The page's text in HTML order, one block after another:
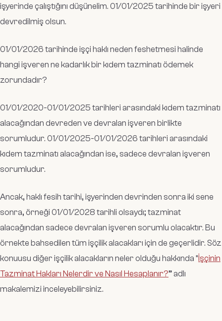
işyerinde çalıştığını düşünelim. 01/01/2025 tarihinde bir işyeri
devredilmiş olsun.
01/01/2026 tarihinde işçi haklı neden feshetmesi halinde
hangi işveren ne kadarlık bir kıdem tazminatı ödemek
zorundadır?
01/01/2020-01/01/2025 tarihleri arasındaki kıdem tazminatı
alacağından devreden ve devralan işveren birlikte
sorumludur. 01/01/2025-01/01/2026 tarihleri arasındaki
kıdem tazminatı alacağından ise, sadece devralan işveren
sorumludur.
Ancak, haklı fesih tarihi, işyerinden devrinden sonra iki sene
sonra, örneği 01/01/2028 tarihli olsaydı; tazminat
alacağından sadece devralan işveren sorumlu olacaktır. Bu
örnekte bahsedilen tüm işçilik alacakları için de geçerlidir. Söz
konuusu diğer işçilik alacakların neler olduğu hakkında “İşçinin
Tazminat Hakları Nelerdir ve Nasıl Hesaplanır?” adlı
makalemizi inceleyebilirsiniz.